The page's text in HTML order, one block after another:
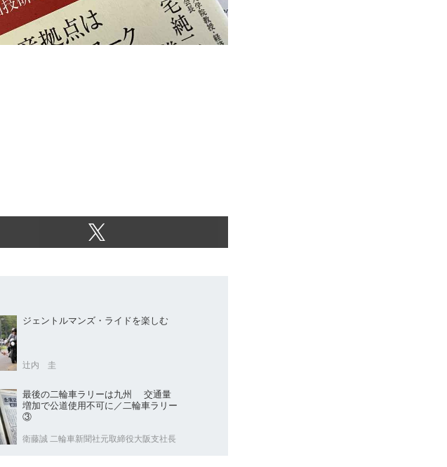
ジェントルマンズ・ライドを楽しむ
辻内 圭
最後の二輪車ラリーは九州 交通量
増加で公道使用不可に／二輪車ラリー
③
衛藤誠 二輪車新聞社元取締役大阪支社長